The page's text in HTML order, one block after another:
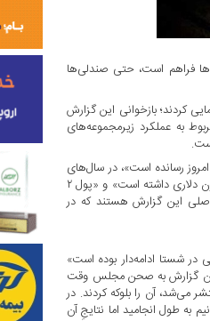
فراهم است، حتی صندلی‌ها
کردند؛ بازخوانی این گزارش
به عملکرد زیرمجموعه‌های
رسانده است»، در سال‌های
پایانی دهه ۹۰ شمسی، اختلاس ۱۶ میلیون دلاری در کشتیرانی اتفاق افتاده»، «پتروشیمی غدیر تخلفات ۵۹ میلیون دلاری داشته است» و «پول ۲
این گزارش هستند که در
شستا ادامه‌دار بوده است»
تفحص تهیه شد؛ آن گزارش به صحن مجلس وقت
می‌شد، آن را بلوکه کردند. در
به طول انجامید اما نتایجِ آن